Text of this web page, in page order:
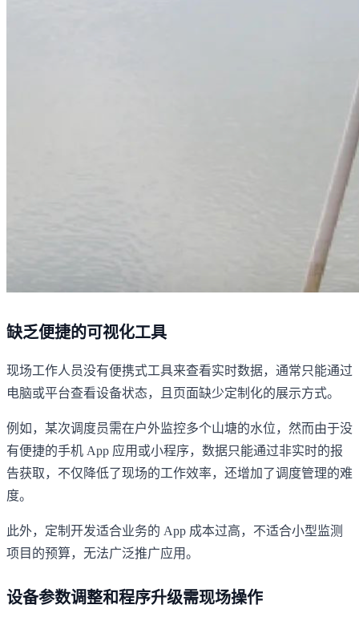
缺乏便捷的可视化工具
现场工作人员没有便携式工具来查看实时数据，通常只能通过
电脑或平台查看设备状态，且页面缺少定制化的展示方式。
例如，某次调度员需在户外监控多个山塘的水位，然而由于没
有便捷的手机 App 应用或小程序，数据只能通过非实时的报
告获取，不仅降低了现场的工作效率，还增加了调度管理的难
度。
此外，定制开发适合业务的 App 成本过高，不适合小型监测
项目的预算，无法广泛推广应用。
设备参数调整和程序升级需现场操作